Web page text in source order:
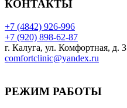
КОНТАКТЫ
+7 (4842) 926-996
+7 (920) 898-62-87
г. Калуга, ул. Комфортная, д. 3
comfortclinic@yandex.ru
РЕЖИМ РАБОТЫ